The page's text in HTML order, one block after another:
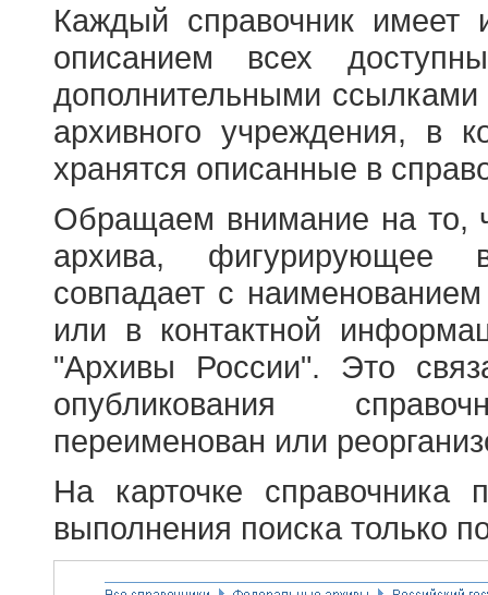
Каждый справочник имеет
описанием всех
дополнительными
архивного учреждения, в
хранятся описанные в
Обращаем внимание на то,
архива, фигурирующее
совпадает с
или в контактной
"Архивы России". Это
опубликования
переименован или
На карточке справочника
выполнения поиска только